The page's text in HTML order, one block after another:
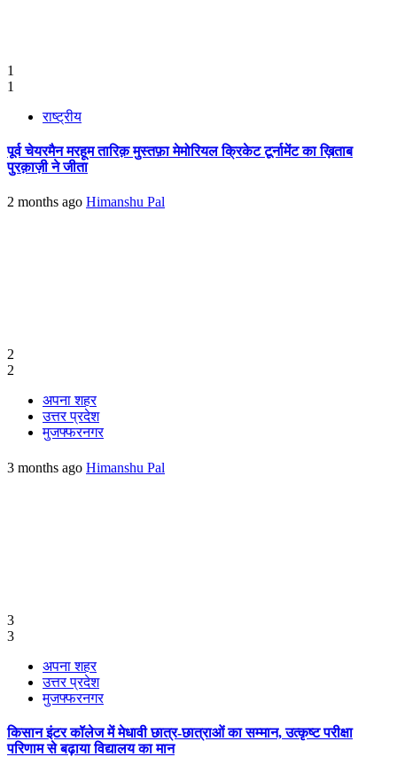
1
1
राष्ट्रीय
पूर्व चेयरमैन मरहूम तारिक़ मुस्तफ़ा मेमोरियल क्रिकेट टूर्नामेंट का ख़िताब
पुरक़ाज़ी ने जीता
2 months ago Himanshu Pal
2
2
अपना शहर
उत्तर प्रदेश
मुजफ्फरनगर
3 months ago Himanshu Pal
3
3
अपना शहर
उत्तर प्रदेश
मुजफ्फरनगर
किसान इंटर कॉलेज में मेधावी छात्र-छात्राओं का सम्मान, उत्कृष्ट परीक्षा
परिणाम से बढ़ाया विद्यालय का मान